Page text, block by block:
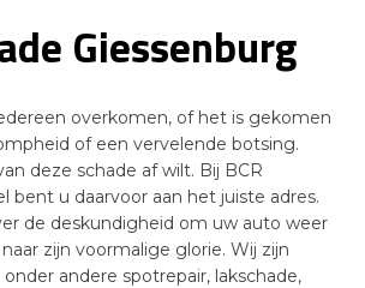
Giessenburg
overkomen, of het is gekomen
of een vervelende botsing.
deze schade af wilt. Bij BCR
bent u daarvoor aan het juiste adres.
de deskundigheid om uw auto weer
zijn voormalige glorie. Wij zijn
andere spotrepair, lakschade,